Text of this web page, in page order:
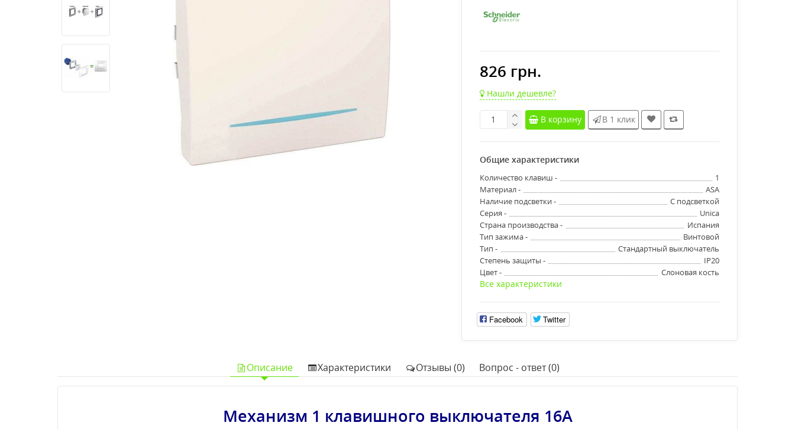
826 грн.
Нашли дешевле?
В корзину В 1 клик
Общие характеристики
Количество клавиш -
1
Материал -
ASA
Наличие подсветки -
С подсветкой
Серия -
Unica
Страна производства -
Испания
Тип зажима -
Винтовой
Тип -
Стандартный выключатель
Степень защиты -
IP20
Цвет -
Слоновая кость
Все характеристики
Facebook Twitter
Описание Характеристики Отзывы (0) Вопрос - ответ (0)
Механизм 1 клавишного выключателя 16А